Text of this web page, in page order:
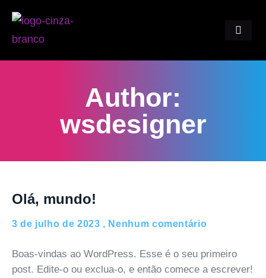
Author:
wsdesigner
Olá, mundo!
3 de julho de 2023 Nenhum comentário
Boas-vindas ao WordPress. Esse é o seu primeiro
post. Edite-o ou exclua-o, e então comece a escrever!